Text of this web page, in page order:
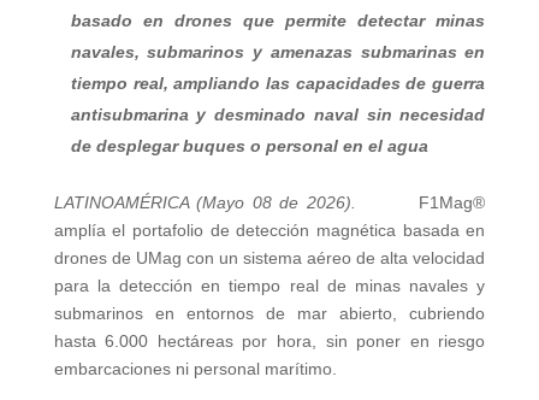
basado en drones que permite detectar minas
navales, submarinos y amenazas submarinas en
tiempo real, ampliando las capacidades de guerra
antisubmarina y desminado naval sin necesidad
de desplegar buques o personal en el agua
LATINOAMÉRICA (Mayo 08 de 2026). F1Mag®
amplía el portafolio de detección magnética basada en
drones de UMag con un sistema aéreo de alta velocidad
para la detección en tiempo real de minas navales y
submarinos en entornos de mar abierto, cubriendo
hasta 6.000 hectáreas por hora, sin poner en riesgo
embarcaciones ni personal marítimo.